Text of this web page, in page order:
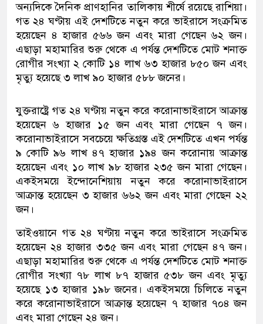
অন্যদিকে দৈনিক প্রাণহানির তালিকায় শীর্ষে রয়েছে রাশিয়া।
গত ২৪ ঘণ্টায় এই দেশটিতে নতুন করে ভাইরাসে সংক্রমিত
হয়েছেন ৪ হাজার ৫৬৬ জন এবং মারা গেছেন ৬২ জন।
এছাড়া মহামারির শুরু থেকে এ পর্যন্ত দেশটিতে মোট শনাক্ত
রোগীর সংখ্যা ২ কোটি ১৪ লাখ ৬৩ হাজার ৮৫০ জন এবং
মৃত্যু হয়েছে ৩ লাখ ৯০ হাজার ৫৮৮ জনের।
যুক্তরাষ্ট্রে গত ২৪ ঘণ্টায় নতুন করে করোনাভাইরাসে আক্রান্ত
হয়েছেন ৬ হাজার ১৫ জন এবং মারা গেছেন ৭ জন।
করোনাভাইরাসে সবচেয়ে ক্ষতিগ্রস্ত এই দেশটিতে এখন পর্যন্ত
৯ কোটি ৯৬ লাখ ৪৭ হাজার ১৯৪ জন করোনায় আক্রান্ত
হয়েছেন এবং ১০ লাখ ৯৮ হাজার ২৩৫ জন মারা গেছেন।
একইসময়ে ইন্দোনেশিয়ায় নতুন করে করোনাভাইরাসে
আক্রান্ত হয়েছেন ৩ হাজার ৬৬২ জন এবং মারা গেছেন ২২
জন।
তাইওয়ানে গত ২৪ ঘণ্টায় নতুন করে ভাইরাসে সংক্রমিত
হয়েছেন ২৪ হাজার ৩৩৫ জন এবং মারা গেছেন ৪৭ জন।
এছাড়া মহামারির শুরু থেকে এ পর্যন্ত দেশটিতে মোট শনাক্ত
রোগীর সংখ্যা ৭৮ লাখ ৮৭ হাজার ৫৩৮ জন এবং মৃত্যু
হয়েছে ১৩ হাজার ১৯৮ জনের। একইসময়ে চিলিতে নতুন
করে করোনাভাইরাসে আক্রান্ত হয়েছেন ৭ হাজার ৭০৪ জন
এবং মারা গেছেন ২৪ জন।